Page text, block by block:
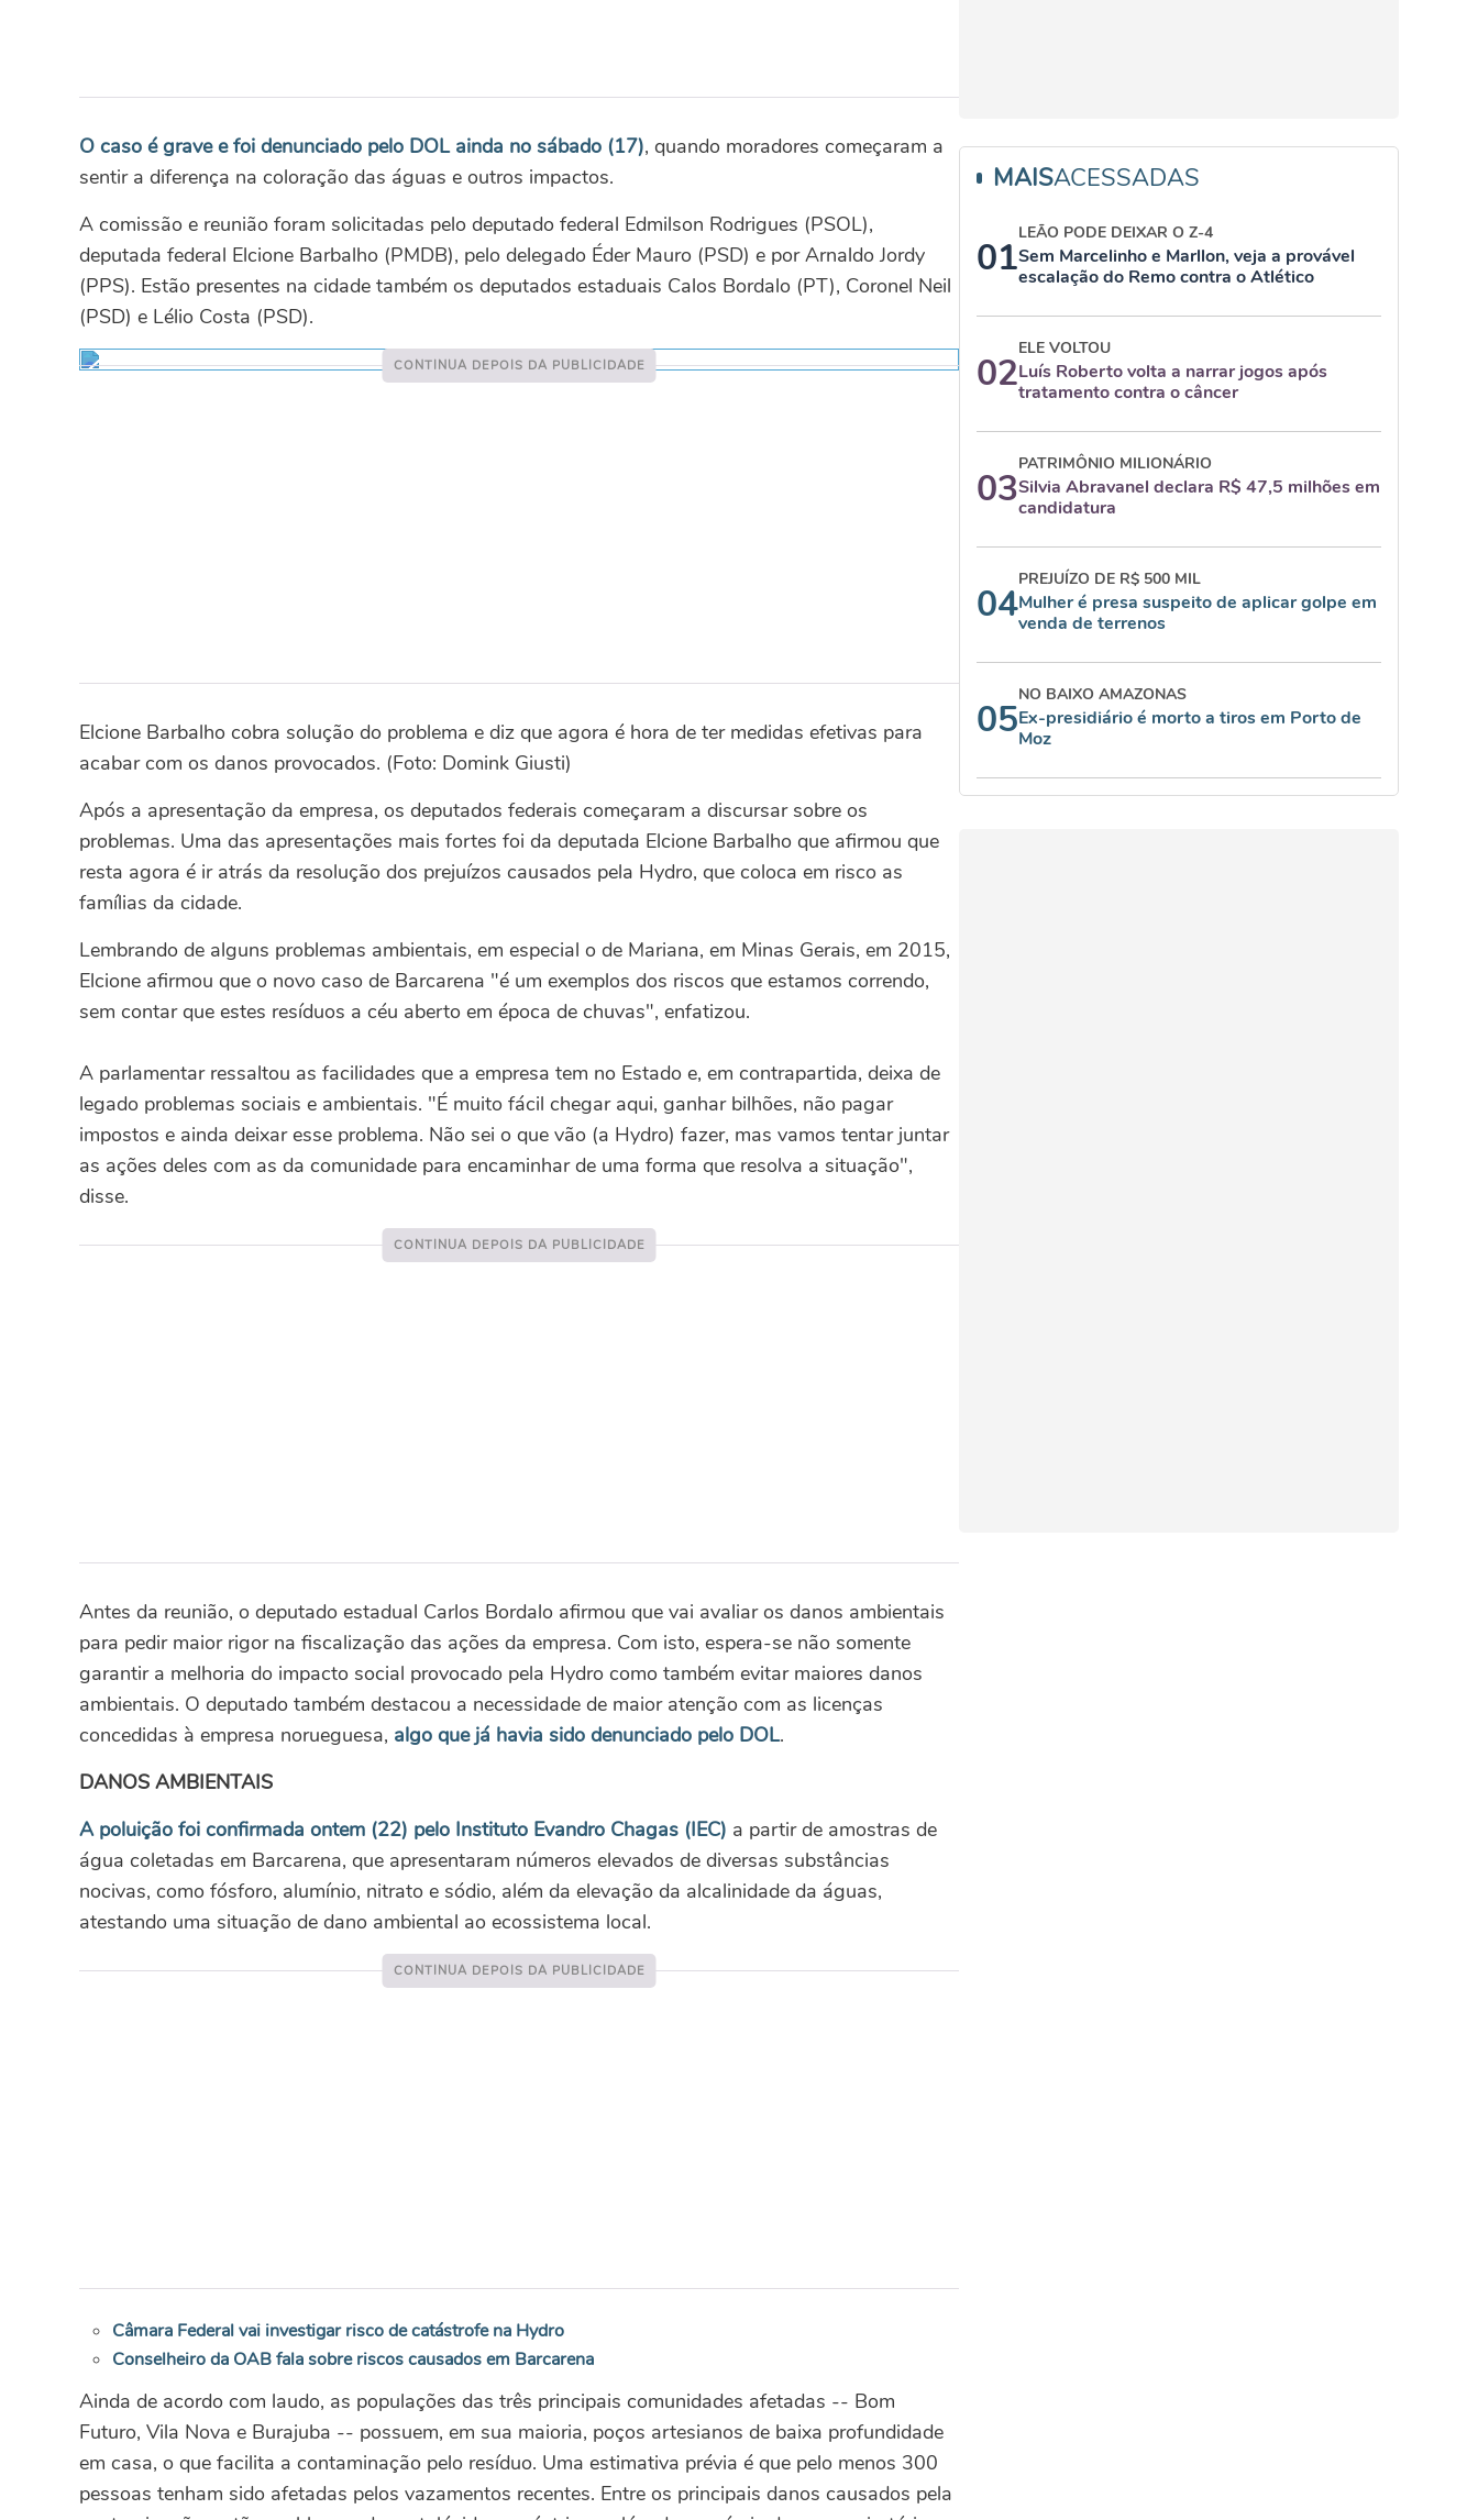
O caso é grave e foi denunciado pelo DOL ainda no sábado (17), quando moradores começaram a
sentir a diferença na coloração das águas e outros impactos.
A comissão e reunião foram solicitadas pelo deputado federal Edmilson Rodrigues (PSOL),
deputada federal Elcione Barbalho (PMDB), pelo delegado Éder Mauro (PSD) e por Arnaldo Jordy
(PPS). Estão presentes na cidade também os deputados estaduais Calos Bordalo (PT), Coronel Neil
(PSD) e Lélio Costa (PSD).
Elcione Barbalho cobra solução do problema e diz que agora é hora de ter medidas efetivas para
acabar com os danos provocados. (Foto: Domink Giusti)
Após a apresentação da empresa, os deputados federais começaram a discursar sobre os
problemas. Uma das apresentações mais fortes foi da deputada Elcione Barbalho que afirmou que
resta agora é ir atrás da resolução dos prejuízos causados pela Hydro, que coloca em risco as
famílias da cidade.
Lembrando de alguns problemas ambientais, em especial o de Mariana, em Minas Gerais, em 2015,
Elcione afirmou que o novo caso de Barcarena "é um exemplos dos riscos que estamos correndo,
sem contar que estes resíduos a céu aberto em época de chuvas", enfatizou.
A parlamentar ressaltou as facilidades que a empresa tem no Estado e, em contrapartida, deixa de
legado problemas sociais e ambientais. "É muito fácil chegar aqui, ganhar bilhões, não pagar
impostos e ainda deixar esse problema. Não sei o que vão (a Hydro) fazer, mas vamos tentar juntar
as ações deles com as da comunidade para encaminhar de uma forma que resolva a situação",
disse.
Antes da reunião, o deputado estadual Carlos Bordalo afirmou que vai avaliar os danos ambientais
para pedir maior rigor na fiscalização das ações da empresa. Com isto, espera-se não somente
garantir a melhoria do impacto social provocado pela Hydro como também evitar maiores danos
ambientais. O deputado também destacou a necessidade de maior atenção com as licenças
concedidas à empresa norueguesa, algo que já havia sido denunciado pelo DOL.
DANOS AMBIENTAIS
A poluição foi confirmada ontem (22) pelo Instituto Evandro Chagas (IEC) a partir de amostras de
água coletadas em Barcarena, que apresentaram números elevados de diversas substâncias
nocivas, como fósforo, alumínio, nitrato e sódio, além da elevação da alcalinidade da águas,
atestando uma situação de dano ambiental ao ecossistema local.
Câmara Federal vai investigar risco de catástrofe na Hydro
Conselheiro da OAB fala sobre riscos causados em Barcarena
Ainda de acordo com laudo, as populações das três principais comunidades afetadas -- Bom
Futuro, Vila Nova e Burajuba -- possuem, em sua maioria, poços artesianos de baixa profundidade
em casa, o que facilita a contaminação pelo resíduo. Uma estimativa prévia é que pelo menos 300
pessoas tenham sido afetadas pelos vazamentos recentes. Entre os principais danos causados pela
MAISACESSADAS
01
LEÃO PODE DEIXAR O Z-4
Sem Marcelinho e Marllon, veja a provável
escalação do Remo contra o Atlético
02
ELE VOLTOU
Luís Roberto volta a narrar jogos após
tratamento contra o câncer
03
PATRIMÔNIO MILIONÁRIO
Silvia Abravanel declara R$ 47,5 milhões em
candidatura
04
PREJUÍZO DE R$ 500 MIL
Mulher é presa suspeito de aplicar golpe em
venda de terrenos
05
NO BAIXO AMAZONAS
Ex-presidiário é morto a tiros em Porto de
Moz